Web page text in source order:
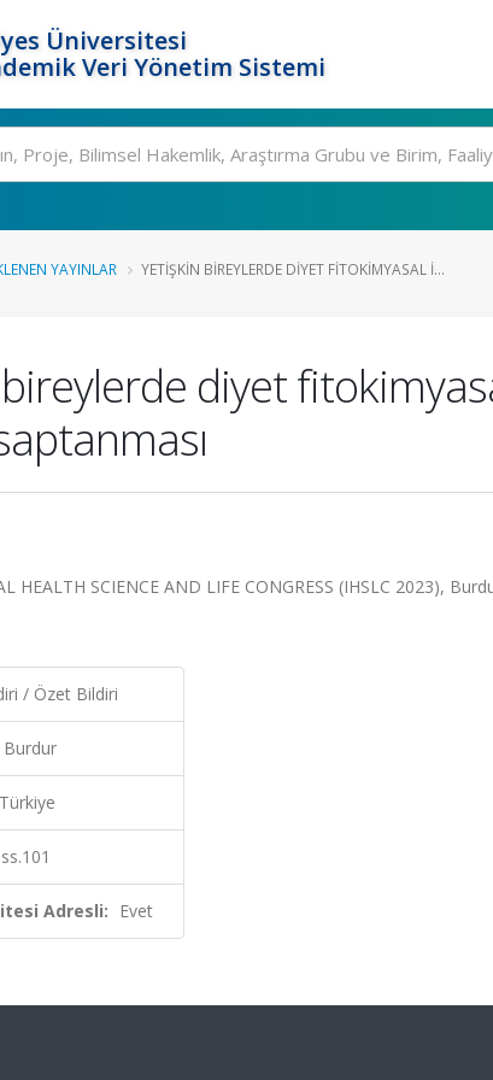
Üniversitesi
Veri Yönetim Sistemi
YAYINLAR YETIŞKIN BIREYLERDE DIYET FITOKIMYASAL I...
diyet
HEALTH SCIENCE AND LIFE CONGRESS (IHSLC 2023),
/ Özet Bildiri
Burdur
Türkiye
ss.101
Adresli: Evet